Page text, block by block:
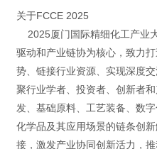
关于FCCE 2025
2025厦门国际精细化工产业
驱动和产业链协为核心，致力
势、链接行业资源、实现深度
聚行业学者、投资者、创新者
发、基础原料、工艺装备、数
化学品及其应用场景的链条创
接，激发产业协同创新活力，